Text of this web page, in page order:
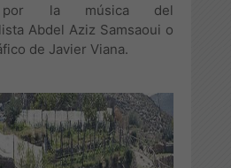
por la música del
Abdel Aziz Samsaoui o
de Javier Viana.